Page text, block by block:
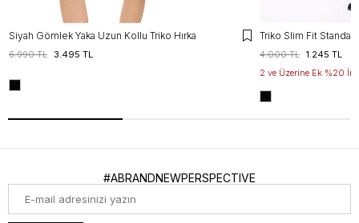
Siyah Gömlek Yaka Uzun Kollu Triko Hırka
3.495 TL
6.990 TL 1.245 TL
4.000 TL
2 ve Üzerine Ek %20
#ABRANDNEWPERSPECTIVE